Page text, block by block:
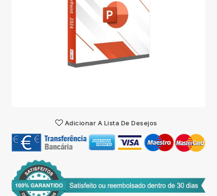
Adicionar A Lista De Desejos